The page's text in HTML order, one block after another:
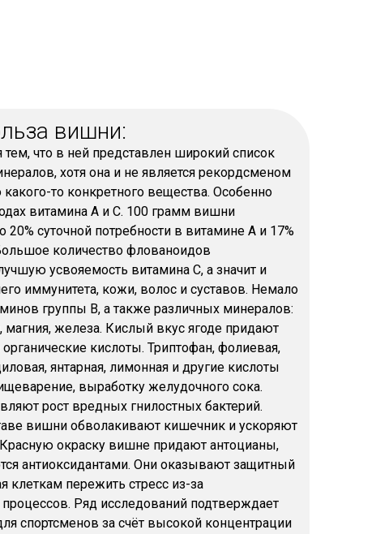
вишни:
тем, что в ней представлен широкий список
хотя она и не является рекордсменом
то конкретного вещества. Особенно
витамина А и С. 100 грамм вишни
20% суточной потребности в витамине А и 17%
количество флованоидов
усвояемость витамина С, а значит и
иммунитета, кожи, волос и суставов. Немало
группы В, а также различных минералов:
магния, железа. Кислый вкус ягоде придают
кислоты. Триптофан, фолиевая,
янтарная, лимонная и другие кислоты
выработку желудочного сока.
рост вредных гнилостных бактерий.
вишни обволакивают кишечник и ускоряют
Красную окраску вишне придают антоцианы,
антиоксидантами. Они оказывают защитный
клеткам пережить стресс из-за
Ряд исследований подтверждает
спортсменов за счёт высокой концентрации